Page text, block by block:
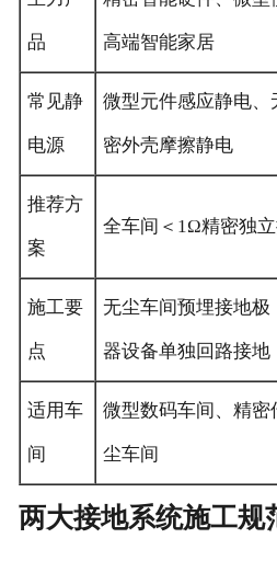
品 高端智能家居
常见静
电源
微型元件感应静电
密外壳摩擦静电
推荐方
案
全车间＜1Ω精密独
施工要
点
无尘车间预埋接地
器设备单独回路接地
适用车
间
微型数码车间、精
尘车间
两大接地系统施工规